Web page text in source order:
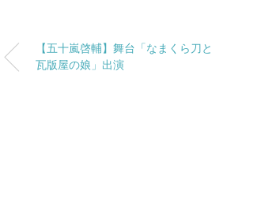
【五十嵐啓輔】舞台「なまくら刀と
瓦版屋の娘」出演